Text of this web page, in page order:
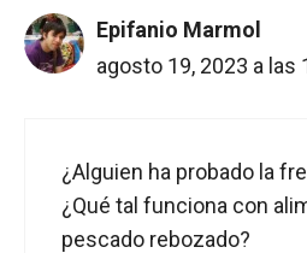
Epifanio Marmol
agosto 19, 2023 a las
¿Alguien ha probado la
¿Qué tal funciona con
pescado rebozado?